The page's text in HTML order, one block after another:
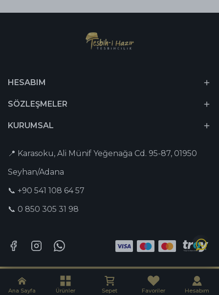
HESABIM
SÖZLEŞMELER
KURUMSAL
📍 Karasoku, Ali Münif Yeğenağa Cd. 95-87, 01950
Seyhan/Adana
📞 +90 541 108 64 57
📞 0 850 305 31 98
Tesbih-i Hazır © 2026 Tüm Hakları Saklıdır. | Captain Digital •Dijital
Pazarlama Ajansı
Ana Sayfa Ürünler Sepet Favoriler Hesabım